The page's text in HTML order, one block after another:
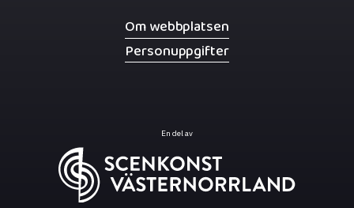
Om webbplatsen
Personuppgifter
En del av